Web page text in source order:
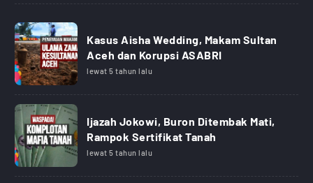
Kasus Aisha Wedding, Makam Sultan
Aceh dan Korupsi ASABRI
lewat 5 tahun lalu
Ijazah Jokowi, Buron Ditembak Mati,
Rampok Sertifikat Tanah
lewat 5 tahun lalu